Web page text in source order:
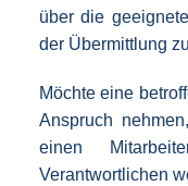
über die
der Übermittlung
Möchte eine
Anspruch
einen
Verantwortlichen